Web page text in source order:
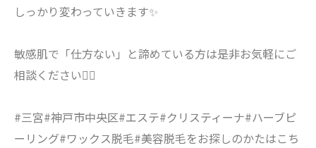
しっかり変わっていきます✨
敏感肌で「仕方ない」と諦めている方は是非お気軽にご
相談ください🙇‍♀️
#三宮#神戸市中央区#エステ#クリスティーナ#ハーブピ
ーリング#ワックス脱毛#美容脱毛をお探しのかたはこち